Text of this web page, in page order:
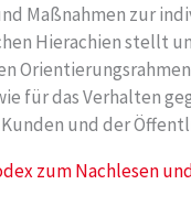
Maßnahmen zur
Hierachien stellt
für das Verhalten
und der
zum Nachlesen